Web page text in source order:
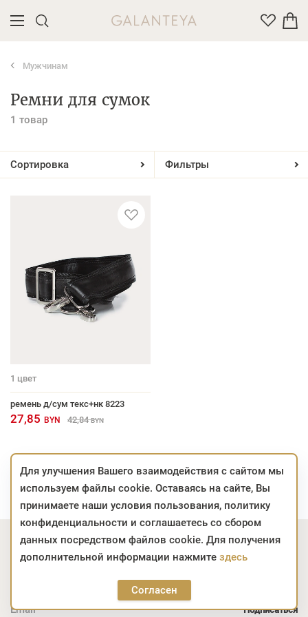
Введите название или артикул товара
Мужчинам
Ремни для сумок
1 товар
Сортировка Фильтры
1 цвет
ремень д/сум текс+нк 8223
27,85 BYN 42,84 BYN
Подпишитесь на акции
Узнавайте о выгодных предложениях и получайте
Email * Подписаться
Для улучшения Вашего взаимодействия с сайтом мы
используем файлы cookie. Оставаясь на сайте, Вы
принимаете наши условия пользования, политику
конфиденциальности и соглашаетесь со сбором
данных посредством файлов cookie. Для получения
дополнительной информации нажмите здесь
Согласен